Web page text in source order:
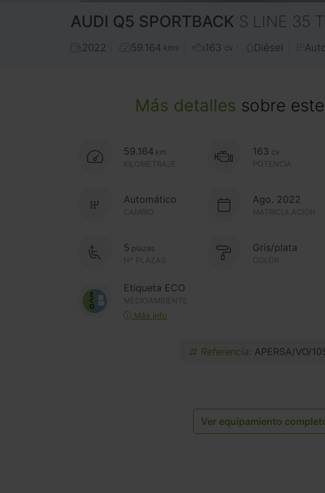
AUDI Q5 SPORTBACK S LINE 35
2022 59.164 kms 163 cv Diésel
Más detalles sobre
59.164 km
KILOMETRAJE
163 cv
POTENCIA
CAMBIO
Automático Ago. 2022
MATRICULACIÓN
Nº PLAZAS
5 plazas Gris/plata
COLOR
Etiqueta ECO
MEDIOAMBIENTE
Más info
Referencia: APERSA/VO/
Ver equipamiento